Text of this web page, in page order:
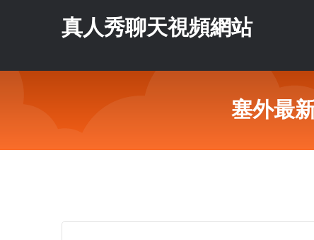
真人秀聊天視頻網站
塞外最